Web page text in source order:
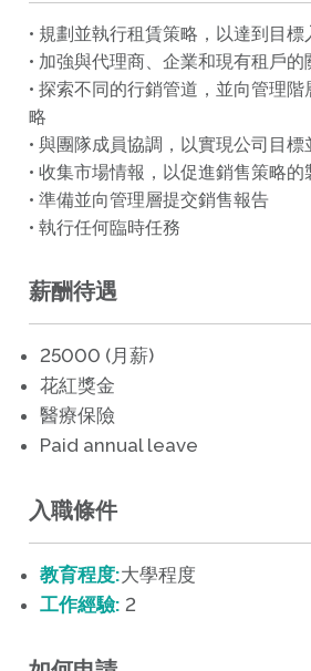
• 規劃並執行租賃策略，以達到目標
• 加強與代理商、企業和現有租戶
• 探索不同的行銷管道，並向管理
略
• 與團隊成員協調，以實現公司目
• 收集市場情報，以促進銷售策略的
• 準備並向管理層提交銷售報告
• 執行任何臨時任務
薪酬待遇
25000 (月薪)
花紅獎金
醫療保險
Paid annual leave
入職條件
教育程度:大學程度
工作經驗: 2